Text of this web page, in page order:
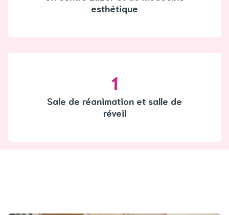
esthétique
1
Sale de réanimation et salle de
réveil